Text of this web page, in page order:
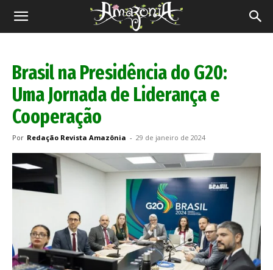
Revista
Brasil na Presidência do G20:
Uma Jornada de Liderança e
Cooperação
Por Redação Revista Amazônia - 29 de janeiro de 2024